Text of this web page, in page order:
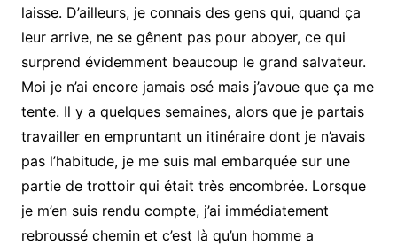
laisse. D’ailleurs, je connais des gens qui, quand ça
leur arrive, ne se gênent pas pour aboyer, ce qui
surprend évidemment beaucoup le grand salvateur.
Moi je n’ai encore jamais osé mais j’avoue que ça me
tente. Il y a quelques semaines, alors que je partais
travailler en empruntant un itinéraire dont je n’avais
pas l’habitude, je me suis mal embarquée sur une
partie de trottoir qui était très encombrée. Lorsque
je m’en suis rendu compte, j’ai immédiatement
rebroussé chemin et c’est là qu’un homme a